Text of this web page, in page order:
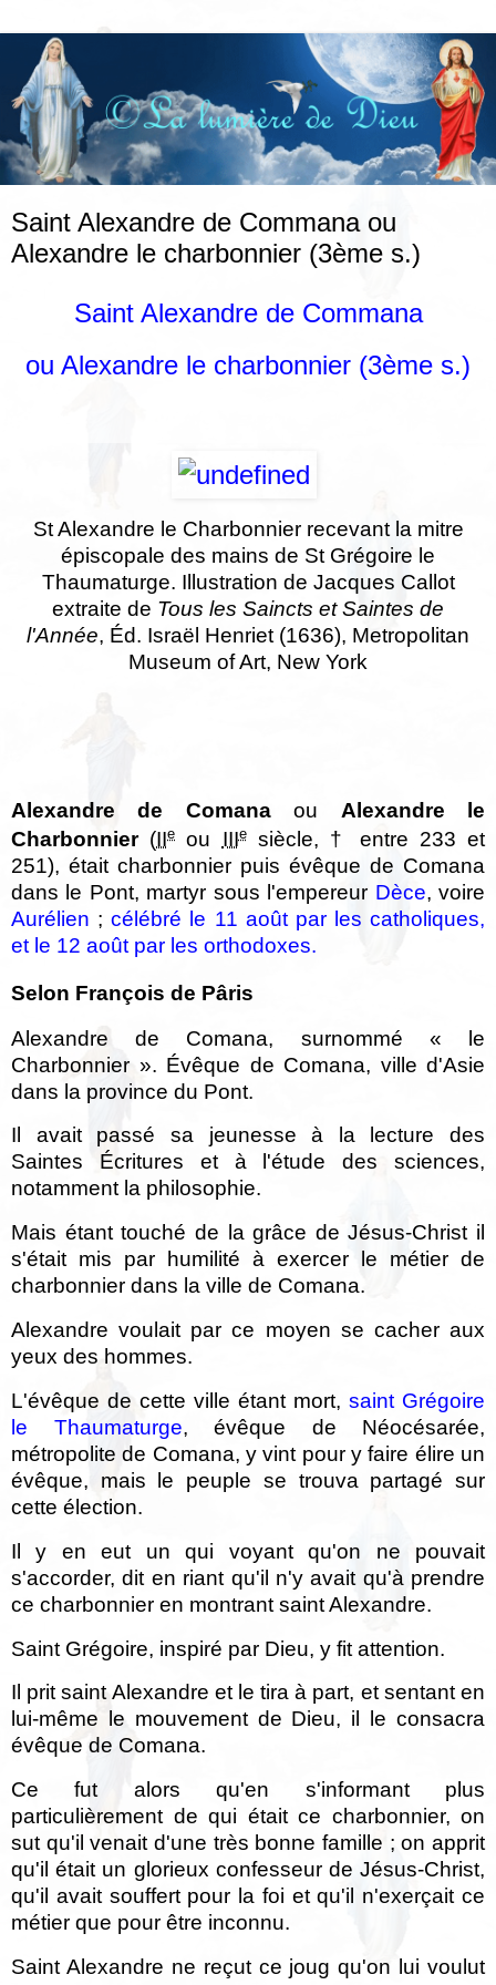
Saint Alexandre de Commana ou
Alexandre le charbonnier (3ème s.)
Saint Alexandrede Commana
ou Alexandre le charbonnier (3ème s.)
St Alexandre le Charbonnier recevant la mitre
épiscopale des mains de St Grégoire le
Thaumaturge. Illustration de Jacques Callot
extraite de Tous les Saincts et Saintes de
l'Année, Éd. Israël Henriet (1636), Metropolitan
Museum of Art, New York
Alexandre de Comanaou Alexandre le
Charbonnier(IIe ou IIIesiècle, † entre 233 et
251), était charbonnier puis évêque de Comana
dans le Pont, martyr sous l'empereur Dèce, voire
Aurélien ;célébré le 11 août par les catholiques,
et le 12 août par les orthodoxes.
Selon François de Pâris
Alexandre de Comana, surnommé « le
Charbonnier ». Évêque de Comana, ville d'Asie
dans la province du Pont.
Il avait passé sa jeunesse à la lecture des
Saintes Écritures et à l'étude des sciences,
notamment la philosophie.
Mais étant touché de la grâce de Jésus-Christ il
s'était mis par humilité à exercer le métier de
charbonnier dans la ville de Comana.
Alexandre voulait par ce moyen se cacher aux
yeux des hommes.
L'évêque de cette ville étant mort, saint Grégoire
le Thaumaturge, évêque de Néocésarée,
métropolite de Comana, y vint pour y faire élire un
évêque, mais le peuple se trouva partagé sur
cette élection.
Il y en eut un qui voyant qu'on ne pouvait
s'accorder, dit en riant qu'il n'y avait qu'à prendre
ce charbonnier en montrant saint Alexandre.
Saint Grégoire, inspiré par Dieu, y fit attention.
Il prit saint Alexandre et le tira à part, et sentant en
lui-même le mouvement de Dieu, il le consacra
évêque de Comana.
Ce fut alors qu'en s'informant plus
particulièrement de qui était ce charbonnier, on
sut qu'il venait d'une très bonne famille ; on apprit
qu'il était un glorieux confesseur de Jésus-Christ,
qu'il avait souffert pour la foi et qu'il n'exerçait ce
métier que pour être inconnu.
Saint Alexandre ne reçut ce joug qu'on lui voulut